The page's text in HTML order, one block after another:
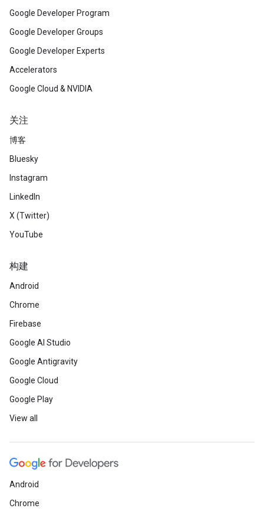
Google Developer Program
Google Developer Groups
Google Developer Experts
Accelerators
Google Cloud & NVIDIA
关注
博客
Bluesky
Instagram
LinkedIn
X (Twitter)
YouTube
构建
Android
Chrome
Firebase
Google AI Studio
Google Antigravity
Google Cloud
Google Play
View all
Android
Chrome